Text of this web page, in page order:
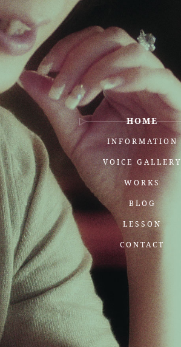
HOME
INFORMATION
VOICE GALLERY
WORKS
BLOG
LESSON
CONTACT